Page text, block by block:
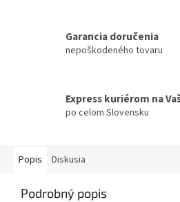
Garancia doručenia
nepoškodeného tovaru
Express kuriérom na
po celom Slovensku
Popis Diskusia
Podrobný popis